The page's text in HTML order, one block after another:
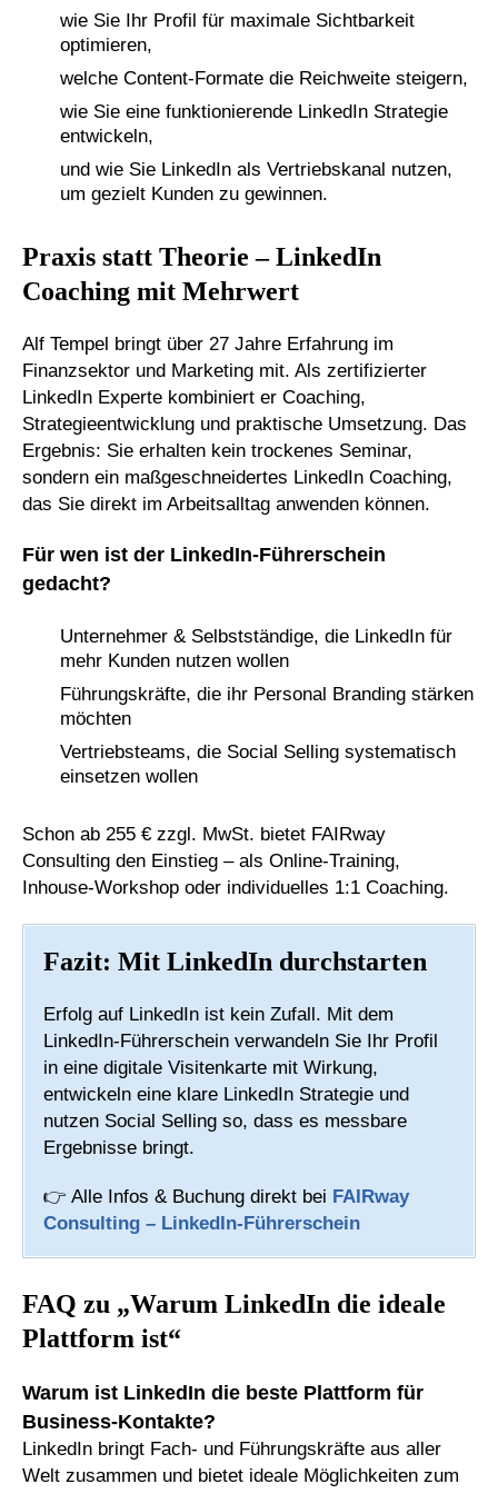
wie Sie Ihr Profil für maximale Sichtbarkeit
optimieren,
welche Content-Formate die Reichweite steigern,
wie Sie eine funktionierende LinkedIn Strategie
entwickeln,
und wie Sie LinkedIn als Vertriebskanal nutzen,
um gezielt Kunden zu gewinnen.
Praxis statt Theorie – LinkedIn
Coaching mit Mehrwert
Alf Tempel bringt über 27 Jahre Erfahrung im
Finanzsektor und Marketing mit. Als zertifizierter
LinkedIn Experte kombiniert er Coaching,
Strategieentwicklung und praktische Umsetzung. Das
Ergebnis: Sie erhalten kein trockenes Seminar,
sondern ein maßgeschneidertes LinkedIn Coaching,
das Sie direkt im Arbeitsalltag anwenden können.
Für wen ist der LinkedIn-Führerschein
gedacht?
Unternehmer & Selbstständige, die LinkedIn für
mehr Kunden nutzen wollen
Führungskräfte, die ihr Personal Branding stärken
möchten
Vertriebsteams, die Social Selling systematisch
einsetzen wollen
Schon ab 255 € zzgl. MwSt. bietet FAIRway
Consulting den Einstieg – als Online-Training,
Inhouse-Workshop oder individuelles 1:1 Coaching.
Fazit: Mit LinkedIn durchstarten
Erfolg auf LinkedIn ist kein Zufall. Mit dem
LinkedIn-Führerschein verwandeln Sie Ihr Profil
in eine digitale Visitenkarte mit Wirkung,
entwickeln eine klare LinkedIn Strategie und
nutzen Social Selling so, dass es messbare
Ergebnisse bringt.
👉 Alle Infos & Buchung direkt bei FAIRway
Consulting – LinkedIn-Führerschein
FAQ zu „Warum LinkedIn die ideale
Plattform ist“
Warum ist LinkedIn die beste Plattform für
Business-Kontakte?
LinkedIn bringt Fach- und Führungskräfte aus aller
Welt zusammen und bietet ideale Möglichkeiten zum